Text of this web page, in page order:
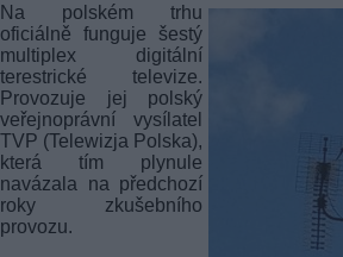
Na polském trhu
oficiálně funguje šestý
multiplex digitální
terestrické televize.
Provozuje jej polský
veřejnoprávní vysílatel
TVP (Telewizja Polska),
která tím plynule
navázala na předchozí
roky zkušebního
provozu.